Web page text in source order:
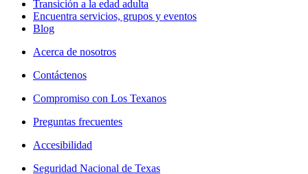
Transición a la edad adulta
Encuentra servicios, grupos y eventos
Blog
Acerca de nosotros
Contáctenos
Compromiso con Los Texanos
Preguntas frecuentes
Accesibilidad
Seguridad Nacional de Texas